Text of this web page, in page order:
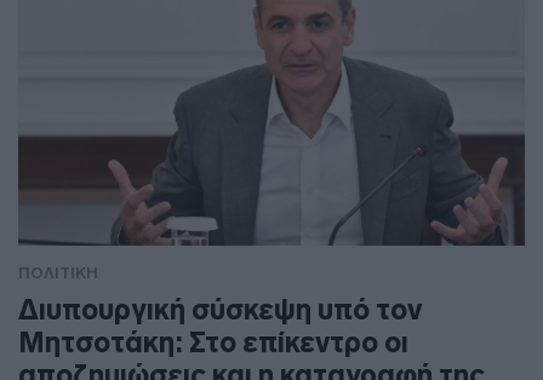
ΠΟΛΙΤΙΚΗ
Διυπουργική σύσκεψη υπό τον
Μητσοτάκη: Στο επίκεντρο οι